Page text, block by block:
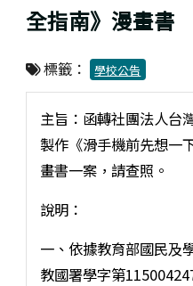
全指南》漫畫書
標籤： 學校公告
主旨：函轉社團法人台
製作《滑手機前先想一
畫書一案，請查照。
說明：
一、依據教育部國民及
教國署學字第